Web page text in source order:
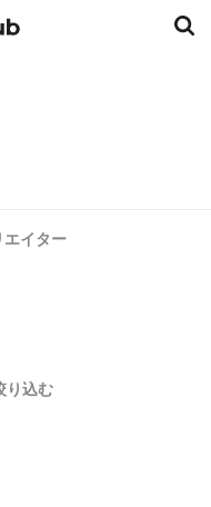
エイター
り込む